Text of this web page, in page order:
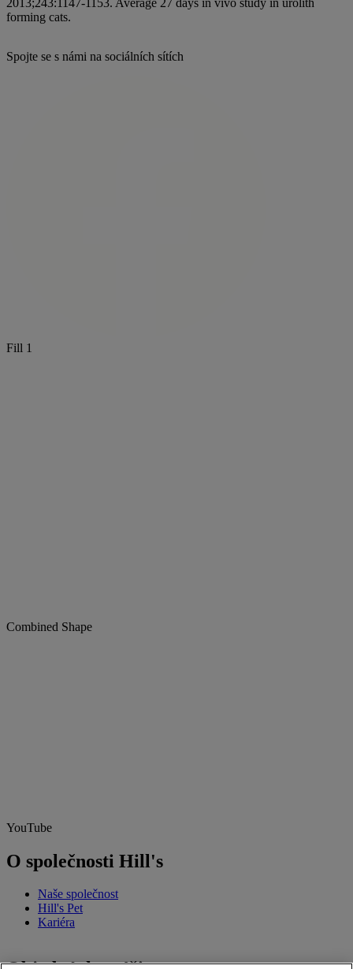
2013;243:1147-1153. Average 27 days in vivo study in urolith
forming cats.
Spojte se s námi na sociálních sítích
Fill 1
Combined Shape
YouTube
O společnosti Hill's
Naše společnost
Hill's Pet
Kariéra